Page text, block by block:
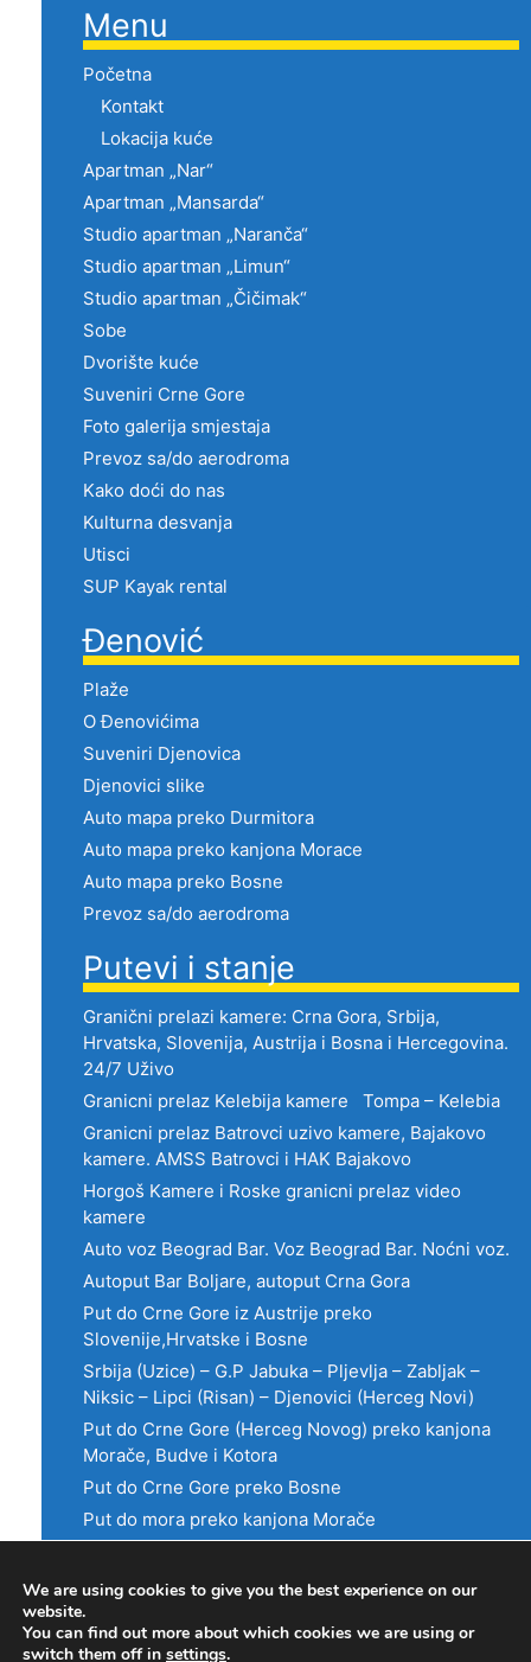
Menu
Početna
Kontakt
Lokacija kuće
Apartman „Nar“
Apartman „Mansarda“
Studio apartman „Naranča“
Studio apartman „Limun“
Studio apartman „Čičimak“
Sobe
Dvorište kuće
Suveniri Crne Gore
Foto galerija smjestaja
Prevoz sa/do aerodroma
Kako doći do nas
Kulturna desvanja
Utisci
SUP Kayak rental
Đenović
Plaže
O Đenovićima
Suveniri Djenovica
Djenovici slike
Auto mapa preko Durmitora
Auto mapa preko kanjona Morace
Auto mapa preko Bosne
Prevoz sa/do aerodroma
Putevi i stanje
Granični prelazi kamere: Crna Gora, Srbija,
Hrvatska, Slovenija, Austrija i Bosna i Hercegovina.
24/7 Uživo
Granicni prelaz Kelebija kamere Tompa – Kelebia
Granicni prelaz Batrovci uzivo kamere, Bajakovo
kamere. AMSS Batrovci i HAK Bajakovo
Horgoš Kamere i Roske granicni prelaz video
kamere
Auto voz Beograd Bar. Voz Beograd Bar. Noćni voz.
Autoput Bar Boljare, autoput Crna Gora
Put do Crne Gore iz Austrije preko
Slovenije,Hrvatske i Bosne
Srbija (Uzice) – G.P Jabuka – Pljevlja – Zabljak –
Niksic – Lipci (Risan) – Djenovici (Herceg Novi)
Put do Crne Gore (Herceg Novog) preko kanjona
Morače, Budve i Kotora
Put do Crne Gore preko Bosne
Put do mora preko kanjona Morače
Lokacija
We are using cookies to give you the best experience on our
website.
You can find out more about which cookies we are using or
switch them off in settings.